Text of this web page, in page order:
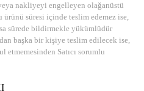
nakliyeyi engelleyen olağanüstü
süresi içinde teslim edemez ise,
sürede bildirmekle yükümlüdür
başka bir kişiye teslim edilecek ise,
Satıcı sorumlu